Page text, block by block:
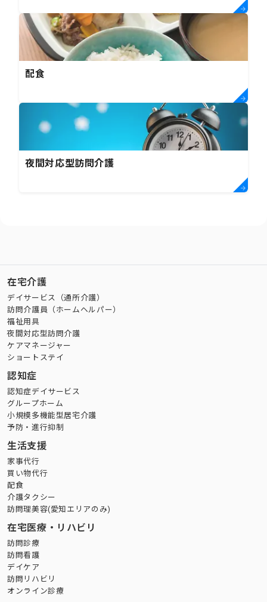
配食
夜間対応型訪問介護
在宅介護
デイサービス（通所介護）
訪問介護員（ホームヘルパー）
福祉用具
夜間対応型訪問介護
ケアマネージャー
ショートステイ
認知症
認知症デイサービス
グループホーム
小規模多機能型居宅介護
予防・進行抑制
生活支援
家事代行
買い物代行
配食
介護タクシー
訪問理美容(愛知エリアのみ)
在宅医療・リハビリ
訪問診療
訪問看護
デイケア
訪問リハビリ
オンライン診療